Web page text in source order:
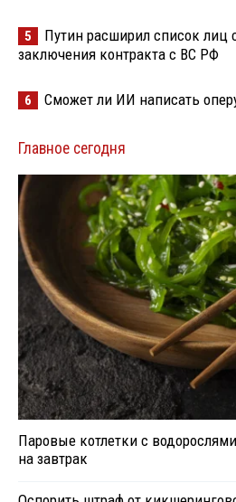
5
Путин расширил список лиц
заключения контракта с ВС РФ
6 Сможет ли ИИ написать
Главное сегодня
Паровые котлетки с
на завтрак